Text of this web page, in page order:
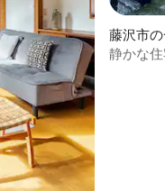
価
藤沢市
静かな